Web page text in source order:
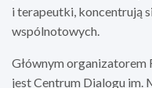
i terapeutki, koncentrują
wspólnotowych.
Głównym organizatorem
jest Centrum Dialogu im.